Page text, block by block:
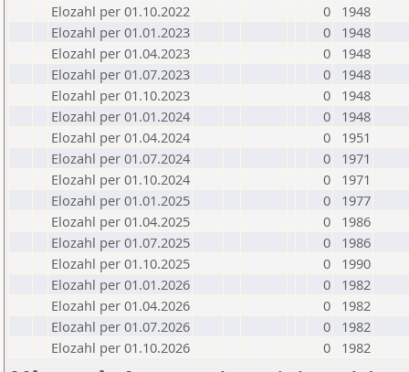
Elozahl per 01.10.2022
0
1948
Elozahl per 01.01.2023
0
1948
Elozahl per 01.04.2023
0
1948
Elozahl per 01.07.2023
0
1948
Elozahl per 01.10.2023
0
1948
Elozahl per 01.01.2024
0
1948
Elozahl per 01.04.2024
0
1951
Elozahl per 01.07.2024
0
1971
Elozahl per 01.10.2024
0
1971
Elozahl per 01.01.2025
0
1977
Elozahl per 01.04.2025
0
1986
Elozahl per 01.07.2025
0
1986
Elozahl per 01.10.2025
0
1990
Elozahl per 01.01.2026
0
1982
Elozahl per 01.04.2026
0
1982
Elozahl per 01.07.2026
0
1982
Elozahl per 01.10.2026
0 1982